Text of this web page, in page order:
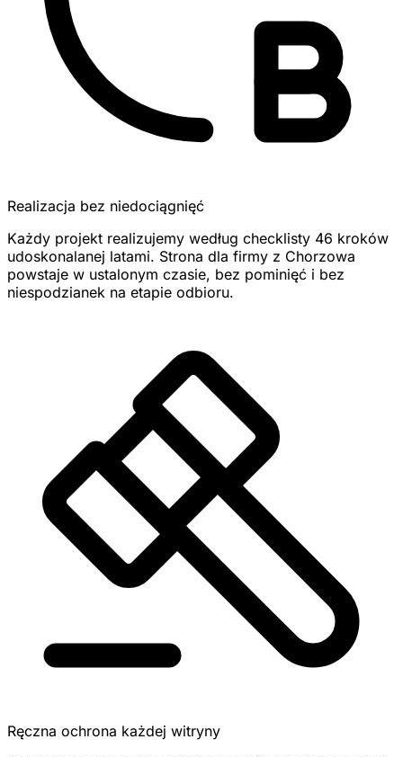
Realizacja bez niedociągnięć
Każdy projekt realizujemy według checklisty 46 kroków
udoskonalanej latami. Strona dla firmy z Chorzowa
powstaje w ustalonym czasie, bez pominięć i bez
niespodzianek na etapie odbioru.
Ręczna ochrona każdej witryny